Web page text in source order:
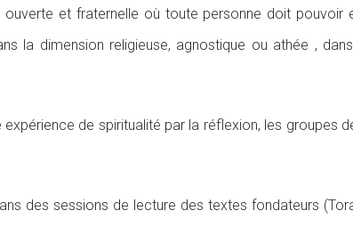
et fraternelle où toute personne doit
la dimension religieuse, agnostique ou athée ,
de spiritualité par la réflexion, les groupes
des sessions de lecture des textes fondateurs